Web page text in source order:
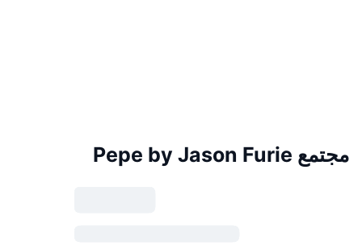
مجتمع Pepe by Jason Furie